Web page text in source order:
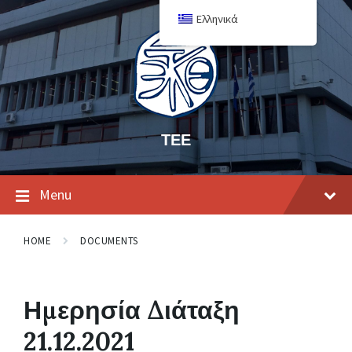
ΤΕΕ
Menu
HOME DOCUMENTS
Ημερησία Διάταξη
21.12.2021
Ελληνικά